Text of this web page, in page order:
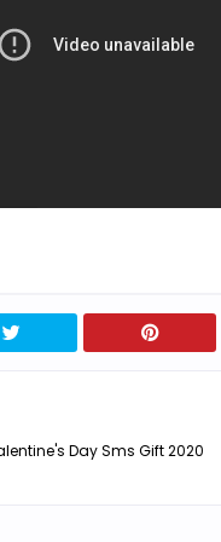
। Valentine's Day Sms Gift 2020